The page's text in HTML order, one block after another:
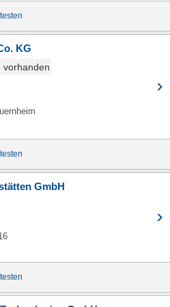
KG
vorhanden
GmbH